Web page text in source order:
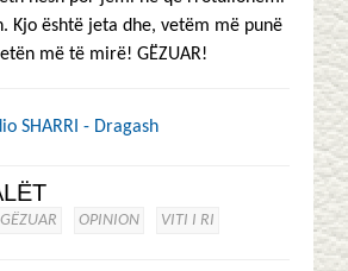
Kjo është jeta dhe, vetëm më punë
më të mirë! GËZUAR!
SHARRI - Dragash
GËZUAR OPINION VITI I RI